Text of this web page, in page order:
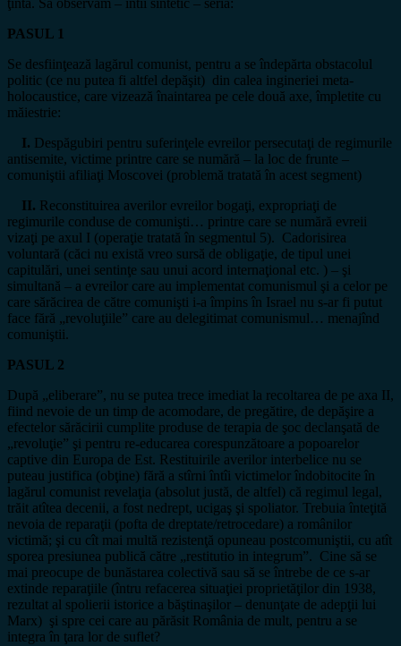
ţintă. Să observăm – întîi sintetic – seria:
PASUL 1
Se desfiinţează lagărul comunist, pentru a se îndepărta obstacolul
politic (ce nu putea fi altfel depăşit) din calea ingineriei meta-
holocaustice, care vizează înaintarea pe cele două axe, împletite cu
măiestrie:
I. Despăgubiri pentru suferinţele evreilor persecutaţi de regimurile
antisemite, victime printre care se numără – la loc de frunte –
comuniştii afiliaţi Moscovei (problemă tratată în acest segment)
II. Reconstituirea averilor evreilor bogaţi, expropriaţi de
regimurile conduse de comunişti… printre care se numără evreii
vizaţi pe axul I (operaţie tratată în segmentul 5). Cadorisirea
voluntară (căci nu există vreo sursă de obligaţie, de tipul unei
capitulări, unei sentinţe sau unui acord internaţional etc. ) – şi
simultană – a evreilor care au implementat comunismul şi a celor pe
care sărăcirea de către comunişti i-a împins în Israel nu s-ar fi putut
face fără „revoluţiile” care au delegitimat comunismul… menajînd
comuniştii.
PASUL 2
După „eliberare”, nu se putea trece imediat la recoltarea de pe axa II,
fiind nevoie de un timp de acomodare, de pregătire, de depăşire a
efectelor sărăcirii cumplite produse de terapia de şoc declanşată de
„revoluţie” şi pentru re-educarea corespunzătoare a popoarelor
captive din Europa de Est. Restituirile averilor interbelice nu se
puteau justifica (obţine) fără a stîrni întîi victimelor îndobitocite în
lagărul comunist revelaţia (absolut justă, de altfel) că regimul legal,
trăit atîtea decenii, a fost nedrept, ucigaş şi spoliator. Trebuia înteţită
nevoia de reparaţii (pofta de dreptate/retrocedare) a românilor
victimă; şi cu cît mai multă rezistenţă opuneau postcomuniştii, cu atît
sporea presiunea publică către „restitutio in integrum”. Cine să se
mai preocupe de bunăstarea colectivă sau să se întrebe de ce s-ar
extinde reparaţiile (întru refacerea situaţiei proprietăţilor din 1938,
rezultat al spolierii istorice a băştinaşilor – denunţate de adepţii lui
Marx) şi spre cei care au părăsit România de mult, pentru a se
integra în ţara lor de suflet?